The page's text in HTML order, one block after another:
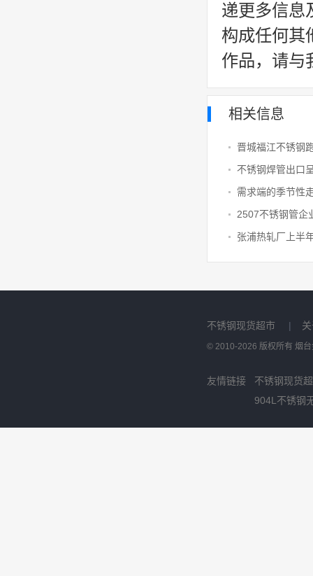
递更多信息
构成任何其
作品，请与
相关信息
晋城福江不锈钢
不锈钢现货超市 |
© 2010-2026 版权所有 烟
友情链接
不锈钢现货
904L不锈钢